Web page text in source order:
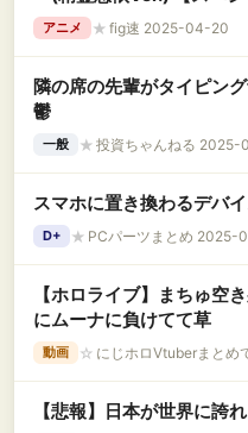
フィギュア
アニメ ★ fig速 2025-04-20
隣の席の先輩がタイピン
鬱
一般 ★ 投資ちゃんねる
スマホに置き換わるデバ
D+ ★ PCパーツまとめ 2025-
【ホロライブ】まちゅ空
にムーナに負けてて草
動画 ☆ にじホロVtuberまと
【悲報】日本が世界に誇